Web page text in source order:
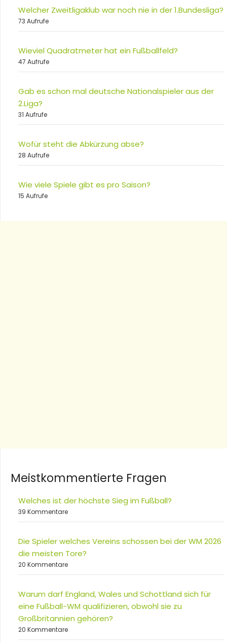
Welcher Zweitligaklub war noch nie in der 1.Bundesliga?
73 Aufrufe
Wieviel Quadratmeter hat ein Fußballfeld?
47 Aufrufe
Gab es schon mal deutsche Nationalspieler aus der
2.Liga?
31 Aufrufe
Wofür steht die Abkürzung abse?
28 Aufrufe
Wie viele Spiele gibt es pro Saison?
15 Aufrufe
Meistkommentierte Fragen
Welches ist der höchste Sieg im Fußball?
39 Kommentare
Die Spieler welches Vereins schossen bei der WM 2026
die meisten Tore?
20 Kommentare
Warum darf England, Wales und Schottland sich für
eine Fußball-WM qualifizieren, obwohl sie zu
Großbritannien gehören?
20 Kommentare